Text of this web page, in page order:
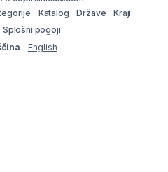
Katalog Države
Kraji
Splošni pogoji
English